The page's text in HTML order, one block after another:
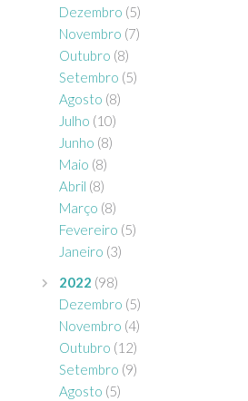
Dezembro (5)
Novembro (7)
Outubro (8)
Setembro (5)
Agosto (8)
Julho (10)
Junho (8)
Maio (8)
Abril (8)
Março (8)
Fevereiro (5)
Janeiro (3)
2022 (98)
Dezembro (5)
Novembro (4)
Outubro (12)
Setembro (9)
Agosto (5)